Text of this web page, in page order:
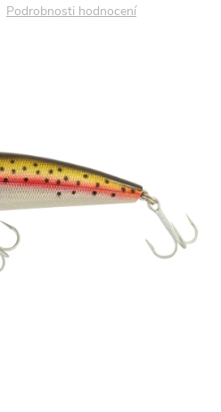
Podrobnosti hodnocení